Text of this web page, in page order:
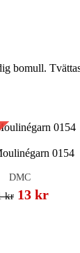
bomull.
0154
DMC
kr 13 kr